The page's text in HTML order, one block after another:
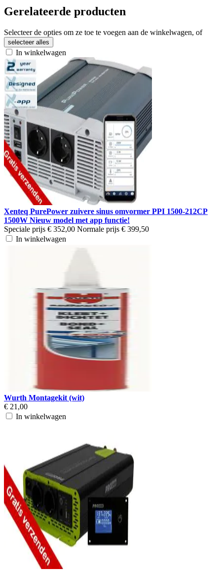
Gerelateerde producten
Selecteer de opties om ze toe te voegen aan de winkelwagen, of
selecteer alles
In winkelwagen
Xenteq PurePower zuivere sinus omvormer PPI 1500-212CP
1500W Nieuw model met app functie!
Speciale prijs € 352,00 Normale prijs € 399,50
In winkelwagen
Wurth Montagekit (wit)
€ 21,00
In winkelwagen